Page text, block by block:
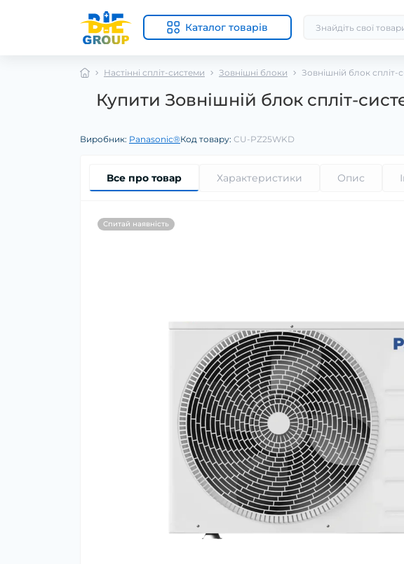
Каталог товарів
Настінні спліт-системи Зовнішні блоки Зовнішній блок
Купити Зовнішній блок спліт-
Виробник: Panasonic®Код товару: CU-PZ25WKD
Все про товар Характеристики Опис
Спитай наявність